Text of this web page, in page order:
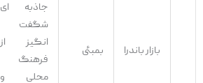
بازار باندرا بمبئی
جاذبه‌ ای
شگفت
‌انگیز از
فرهنگ
محلی و